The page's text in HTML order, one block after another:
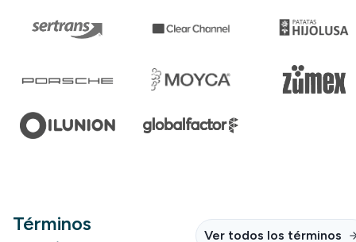
Términos
Ver todos los términos